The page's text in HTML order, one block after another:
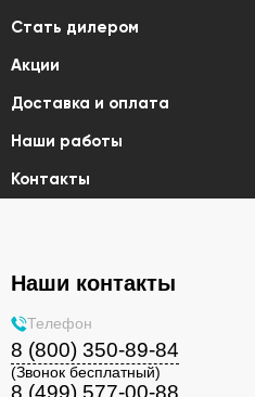
Стать дилером
Акции
Доставка и оплата
Наши работы
Контакты
Наши контакты
Телефон
8 (800) 350-89-84
(Звонок бесплатный)
8 (499) 577-00-88